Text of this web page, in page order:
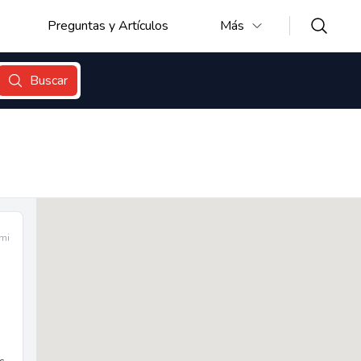
Preguntas y Artículos Más
Buscar